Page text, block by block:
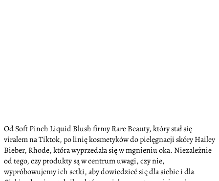
Od Soft Pinch Liquid Blush firmy Rare Beauty, który stał się
viralem na Tiktok, po linię kosmetyków do pielęgnacji skóry Hailey
Bieber, Rhode, która wyprzedała się w mgnieniu oka. Niezależnie
od tego, czy produkty są w centrum uwagi, czy nie,
wypróbowujemy ich setki, aby dowiedzieć się dla siebie i dla